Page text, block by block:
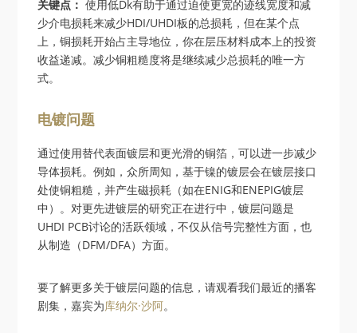
关键点： 使用低Dk有助于通过迫使更宽的迹线宽度和减
少介电损耗来减少HDI/UHDI板的总损耗，但在某个点
上，铜损耗开始占主导地位，你在层压材料成本上的投资
收益递减。减少铜粗糙度将是继续减少总损耗的唯一方
式。
电镀问题
通过使用替代表面镀层和更光滑的铜箔，可以进一步减少
导体损耗。例如，众所周知，基于镍的镀层会在镀层接口
处使铜粗糙，并产生磁损耗（如在ENIG和ENEPIG镀层
中）。对更先进镀层的研究正在进行中，镀层问题是
UHDI PCB讨论的活跃领域，不仅从信号完整性方面，也
从制造（DFM/DFA）方面。
要了解更多关于镀层问题的信息，请观看我们最近的播客
剧集，嘉宾为库纳尔·沙阿。